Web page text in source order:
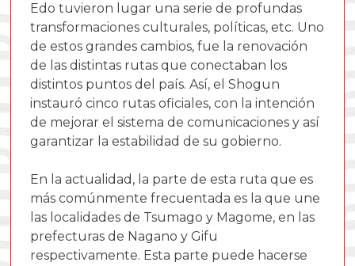
Edo tuvieron lugar una serie de profundas
transformaciones culturales, políticas, etc. Uno
de estos grandes cambios, fue la renovación
de las distintas rutas que conectaban los
distintos puntos del país. Así, el Shogun
instauró cinco rutas oficiales, con la intención
de mejorar el sistema de comunicaciones y así
garantizar la estabilidad de su gobierno.
En la actualidad, la parte de esta ruta que es
más comúnmente frecuentada es la que une
las localidades de Tsumago y Magome, en las
prefecturas de Nagano y Gifu
respectivamente. Esta parte puede hacerse